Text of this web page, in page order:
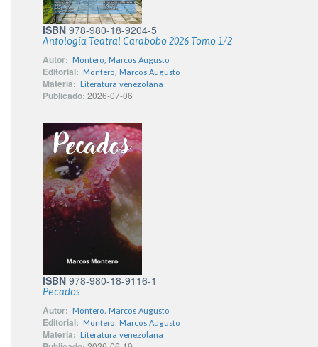
ISBN 978-980-18-9204-5
Antología Teatral Carabobo 2026 Tomo 1/2
Autor: Montero, Marcos Augusto
Editorial: Montero, Marcos Augusto
Materia: Literatura venezolana
Publicado: 2026-07-06
ISBN 978-980-18-9116-1
Pecados
Autor: Montero, Marcos Augusto
Editorial: Montero, Marcos Augusto
Materia: Literatura venezolana